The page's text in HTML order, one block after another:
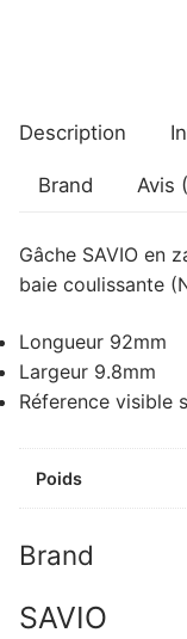
Description
Brand Avis
Gâche SAVIO en
baie coulissante
Longueur 92mm
Largeur 9.8mm
Réference visible
Poids
Brand
SAVIO